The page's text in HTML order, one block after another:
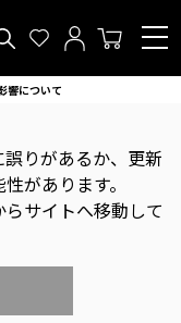
響について
りがあるか、更新
があります。
サイトへ移動して